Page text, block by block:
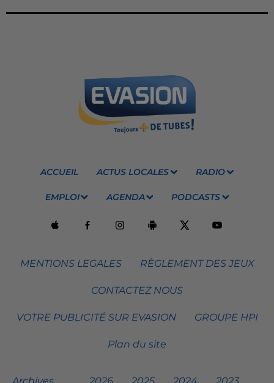
ACCUEIL ACTUS LOCALES RADIO
EMPLOI AGENDA PODCASTS
MENTIONS LEGALES RÈGLEMENT DES JEUX
CONTACTEZ NOUS
VOTRE PUBLICITÉ SUR EVASION GROUPE HPI
Plan du site